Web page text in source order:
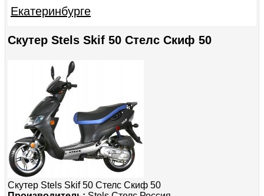
Екатеринбурге
Скутер Stels Skif 50 Стелс Скиф 50
Скутер Stels Skif 50 Стелс Скиф 50